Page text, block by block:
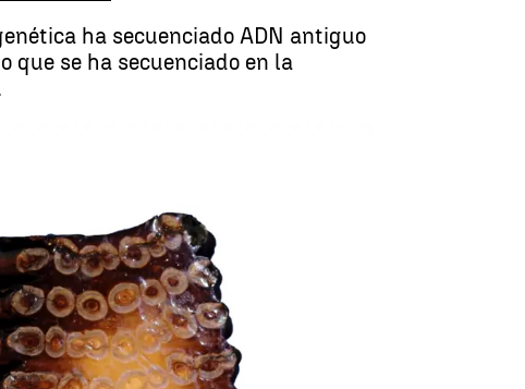
ha secuenciado ADN antiguo
que se ha secuenciado en la